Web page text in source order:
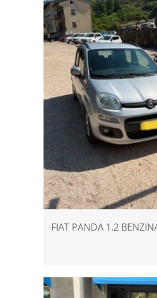
FIAT PANDA 1.2